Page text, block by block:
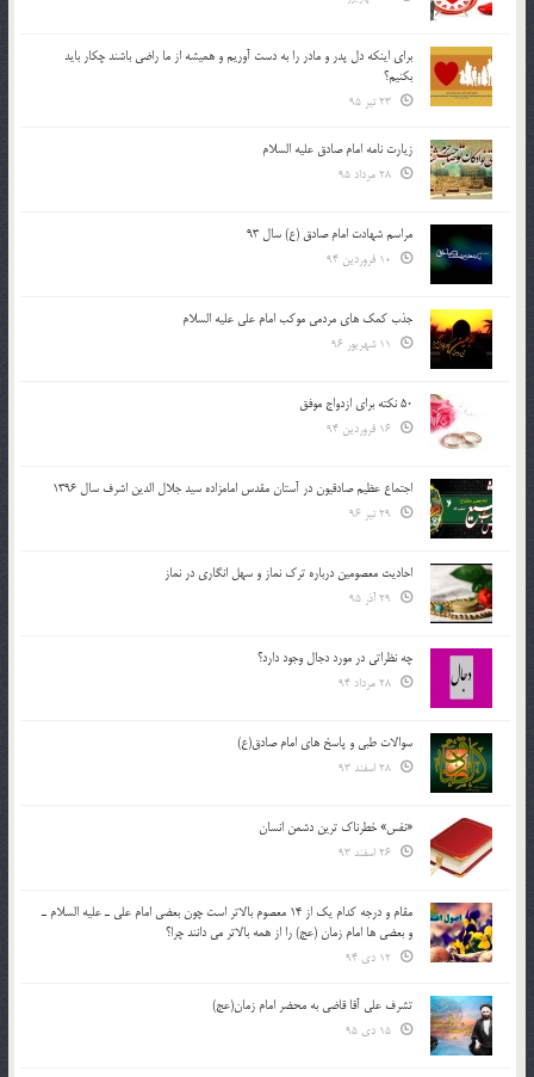
براي اينكه دل پدر و مادر را به دست آوريم و هميشه از ما راضي باشند چكار بايد
بكنيم؟
زیارت نامه امام صادق علیه السلام
مراسم شهادت امام صادق (ع) سال 93
جذب کمک های مردمی موکب امام علی علیه السلام
50 نکته برای ازدواج موفق
اجتماع عظیم صادقیون در آستان مقدس امامزاده سید جلال الدین اشرف سال 1396
احادیث معصومین درباره ترک نماز و سهل انگاری در نماز
چه نظراتی در مورد دجال وجود دارد؟
سوالات طبی و پاسخ های امام صادق(ع)
«نفس» خطرناک ترین دشمن انسان
مقام و درجه كدام يك از 14 معصوم بالاتر است چون بعضي امام علي ـ عليه السلام ـ
و بعضي ها امام زمان (عج) را از همه بالاتر مي دانند چرا؟
تشرف علي آقا قاضي به محضر امام زمان(عج)